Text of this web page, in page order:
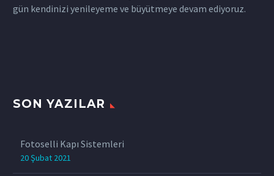
gün kendinizi yenileyeme ve büyütmeye devam ediyoruz.
SON YAZILAR
Fotoselli Kapı Sistemleri
20 Şubat 2021